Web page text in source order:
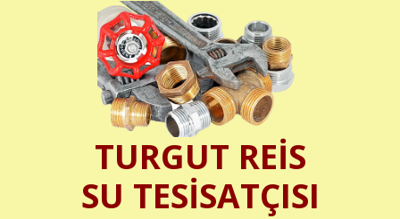
TURGUT REİS
SU TESİSATÇISI